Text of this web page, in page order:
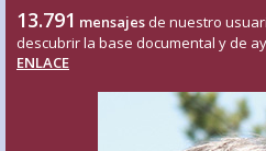
13.791 mensajes de nuestro
descubrir la base documental y de
ENLACE